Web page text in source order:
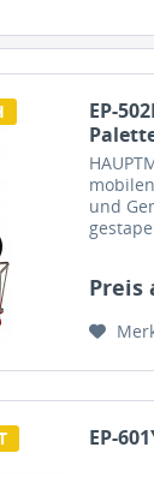
EP-
und
Preis
EP-